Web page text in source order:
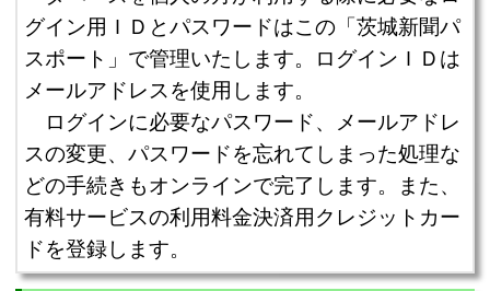
グイン用ＩＤとパスワードはこの「茨城新聞パ
スポート」で管理いたします。ログインＩＤは
メールアドレスを使用します。
ログインに必要なパスワード、メールアドレ
スの変更、パスワードを忘れてしまった処理な
どの手続きもオンラインで完了します。また、
有料サービスの利用料金決済用クレジットカー
ドを登録します。